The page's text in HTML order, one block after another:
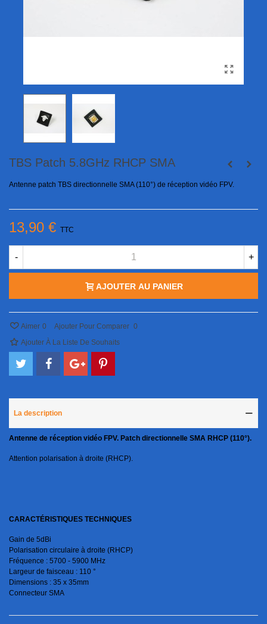
TBS Patch 5.8GHz RHCP SMA
Antenne patch TBS directionnelle SMA (110°) de réception vidéo FPV.
13,90 € TTC
- +
AJOUTER AU PANIER
Aimer 0 Ajouter Pour Comparer 0
Ajouter À La Liste De Souhaits
La description
Antenne de réception vidéo FPV. Patch directionnelle SMA RHCP (110°).
Attention polarisation à droite (RHCP).
CARACTÉRISTIQUES TECHNIQUES
Gain de 5dBi
Polarisation circulaire à droite (RHCP)
Fréquence : 5700 - 5900 MHz
Largeur de faisceau : 110 °
Dimensions : 35 x 35mm
Connecteur SMA